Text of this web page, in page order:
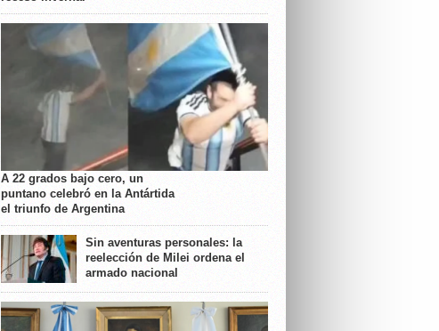
A 22 grados bajo cero, un
puntano celebró en la Antártida
el triunfo de Argentina
Sin aventuras personales: la
reelección de Milei ordena el
armado nacional